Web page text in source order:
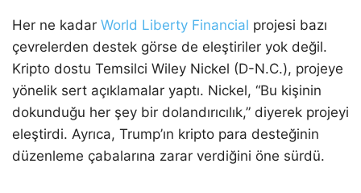
Her ne kadar World Liberty Financial projesi bazı
çevrelerden destek görse de eleştiriler yok değil.
Kripto dostu Temsilci Wiley Nickel (D-N.C.), projeye
yönelik sert açıklamalar yaptı. Nickel, “Bu kişinin
dokunduğu her şey bir dolandırıcılık,” diyerek projeyi
eleştirdi. Ayrıca, Trump’ın kripto para desteğinin
düzenleme çabalarına zarar verdiğini öne sürdü.